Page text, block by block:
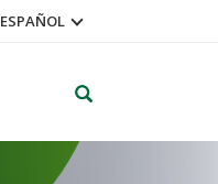
ESPAÑOL